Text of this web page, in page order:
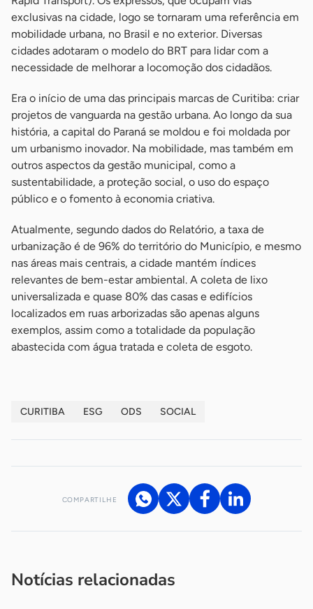
exclusivas na cidade, logo se tornaram uma referência em
mobilidade urbana, no Brasil e no exterior. Diversas
cidades adotaram o modelo do BRT para lidar com a
necessidade de melhorar a locomoção dos cidadãos.
Era o início de uma das principais marcas de Curitiba: criar
projetos de vanguarda na gestão urbana. Ao longo da sua
história, a capital do Paraná se moldou e foi moldada por
um urbanismo inovador. Na mobilidade, mas também em
outros aspectos da gestão municipal, como a
sustentabilidade, a proteção social, o uso do espaço
público e o fomento à economia criativa.
Atualmente, segundo dados do Relatório, a taxa de
urbanização é de 96% do território do Município, e mesmo
nas áreas mais centrais, a cidade mantém índices
relevantes de bem-estar ambiental. A coleta de lixo
universalizada e quase 80% das casas e edifícios
localizados em ruas arborizadas são apenas alguns
exemplos, assim como a totalidade da população
abastecida com água tratada e coleta de esgoto.
CURITIBA ESG ODS SOCIAL
COMPARTILHE
Notícias relacionadas